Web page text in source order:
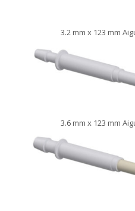
3.2 mm x 123 mm
3.6 mm x 123 mm